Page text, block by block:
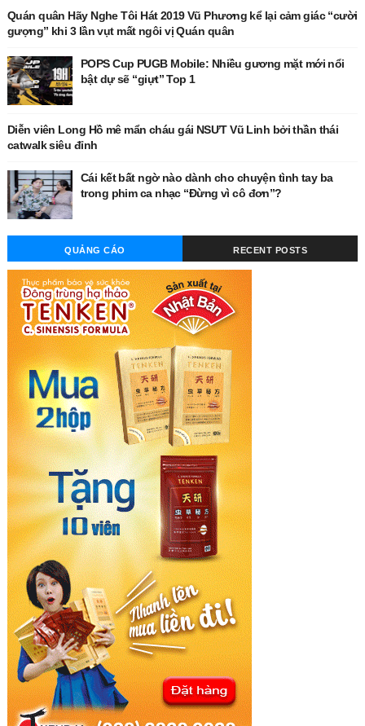
Quán quân Hãy Nghe Tôi Hát 2019 Vũ Phương kể lại cảm giác “cười
gượng” khi 3 lần vụt mất ngôi vị Quán quân
POPS Cup PUGB Mobile: Nhiều gương mặt mới nổi
bật dự sẽ “giựt” Top 1
Diễn viên Long Hồ mê mẩn cháu gái NSƯT Vũ Linh bởi thần thái
catwalk siêu đỉnh
Cái kết bất ngờ nào dành cho chuyện tình tay ba
trong phim ca nhạc “Đừng vì cô đơn”?
QUẢNG CÁO RECENT POSTS